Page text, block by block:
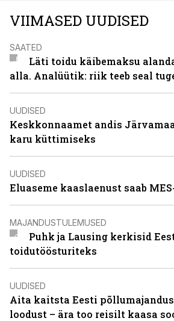
VIIMASED UUDISED
SAATED
Läti toidu käibemaksu
alla. Analüütik: riik teeb seal
UUDISED
Keskkonnaamet andis
karu küttimiseks
UUDISED
Eluaseme kaaslaenust saab
MAJANDUSTULEMUSED
Puhk ja Lausing kerkisid
toidutöösturiteks
UUDISED
Aita kaitsta Eesti
loodust – ära too reisilt kaasa